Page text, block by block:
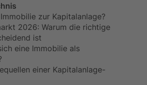
zur Kapitalanlage?
2026: Warum die richtige
ist
eine Immobilie als
einer Kapitalanlage-